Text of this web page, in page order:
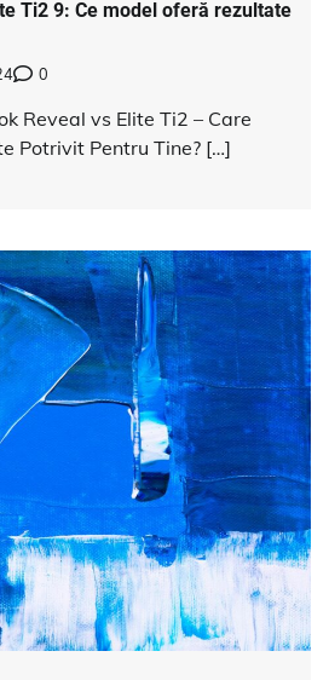
Ti2 9: Ce model oferă rezultate
0
Reveal vs Elite Ti2 – Care
Potrivit Pentru Tine? […]